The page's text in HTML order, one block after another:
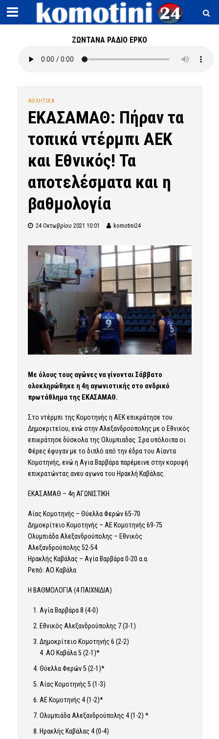
ΖΩΝΤΑΝΑ ΡΑΔΙΟ ΕΡΚΟ
ΑΘΛΗΤΙΚΑ
ΕΚΑΣΑΜΑΘ: Πήραν τα
τοπικά ντέρμπι ΑΕΚ
και Εθνικός! Τα
αποτελέσματα και η
βαθμολογία
24 Οκτωβρίου 2021 10:01 komotini24
Με όλους τους αγώνες να γίνονται Σάββατο
ολοκληρώθηκε η 4η αγωνιστικής στο ανδρικό
πρωτάθλημα της ΕΚΑΣΑΜΑΘ.
Στο ντέρμπι της Κομοτηνής η ΑΕΚ επικράτησε του
Δημοκριτείου, ενώ στην Αλεξανδρούπολης με ο Εθνικός
επικράτησε δύσκολα της Ολυμπιαδας. Σρα υπόλοιπα οι
Φέρες έφυγαν με το διπλό από την έδρα του Αίαντα
Κομοτηνής, ενώ η Αγια Βαρβάρα παρέμεινε στην κορυφή
επικρατώντας ανευ αγωνα του Ηρακλή Καβάλας.
ΕΚΑΣΑΜΑΘ – 4η ΑΓΩΝΙΣΤΙΚΗ
Αίας Κομοτηνής – Θύελλα Φερών 65-70
Δημοκρίτειο Κομοτηνής – ΑΕ Κομοτηνής 69-75
Ολυμπιάδα Αλεξανδρούπολης – Εθνικός
Αλεξανδρούπολης 52-54
Ηρακλής Καβάλας – Αγία Βαρβάρα 0-20 α.α.
Ρεπό: ΑΟ Καβάλα
Η ΒΑΘΜΟΛΟΓΙΑ (4 ΠΑΙΧΝΙΔΙΑ)
Αγία Βαρβάρα 8 (4-0)
Εθνικός Αλεξανδρούπολης 7 (3-1)
Δημοκρίτειο Κομοτηνής 6 (2-2)
4 .ΑΟ Καβάλα 5 (2-1)*
Θύελλα Φερών 5 (2-1)*
Αίας Κομοτηνής 5 (1-3)
ΑΕ Κομοτηνής 4 (1-2)*
Ολυμπιάδα Αλεξανδρούπολης 4 (1-2) *
Ηρακλής Καβάλας 4 (0-4)